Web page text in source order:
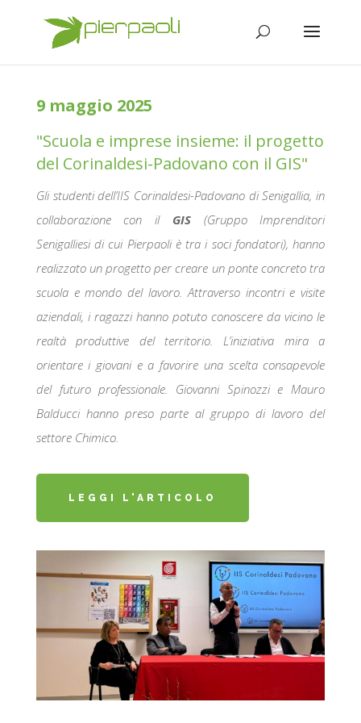
9 maggio 2025
"Scuola e imprese insieme: il progetto
del Corinaldesi-Padovano con il GIS"
Gli studenti dell’IIS Corinaldesi-Padovano di Senigallia, in
collaborazione con ilGIS(Gruppo Imprenditori
Senigalliesi di cui Pierpaoli è tra i soci fondatori), hanno
realizzato un progetto per creare un ponte concreto tra
scuola e mondo del lavoro. Attraverso incontri e visite
aziendali, i ragazzi hanno potuto conoscere da vicino le
realtà produttive del territorio. L’iniziativa mira a
orientare i giovani e a favorire una scelta consapevole
del futuro professionale. Giovanni Spinozzi e Mauro
Balducci hanno preso parte al gruppo di lavoro del
settore Chimico.
LEGGI L'ARTICOLO